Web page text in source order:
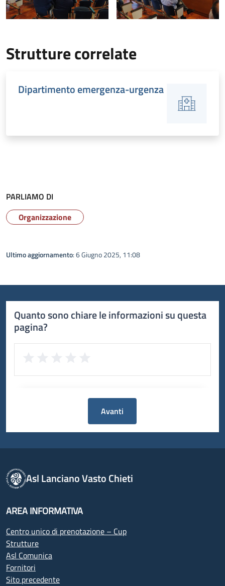
Strutture correlate
Dipartimento emergenza-urgenza
PARLIAMO DI
Organizzazione
Ultimo aggiornamento: 6 Giugno 2025, 11:08
Quanto sono chiare le informazioni su questa
pagina?
Avanti
Asl Lanciano Vasto Chieti
AREA INFORMATIVA
Centro unico di prenotazione – Cup
Strutture
Asl Comunica
Fornitori
Sito precedente